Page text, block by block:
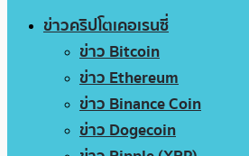
ข่าวคริปโตเคอเรนซี่
ข่าว Bitcoin
ข่าว Ethereum
ข่าว Binance Coin
ข่าว Dogecoin